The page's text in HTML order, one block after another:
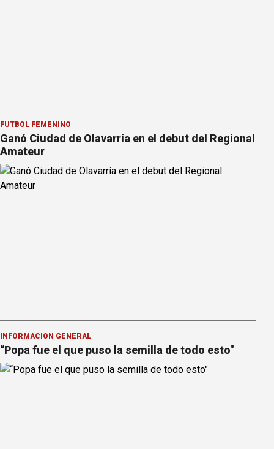
FÚTBOL FEMENINO
Ganó Ciudad de Olavarría en el debut del Regional
Amateur
INFORMACION GENERAL
“Popa fue el que puso la semilla de todo esto"